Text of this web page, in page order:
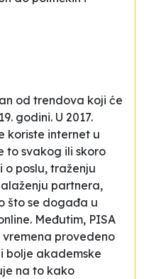
od trendova koji će
godini. U 2017.
koriste internet u
to svakog ili skoro
poslu, traženju
partnera,
što se događa u
Međutim, PISA
provedeno
bolje akademske
na to kako